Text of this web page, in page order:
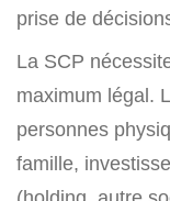
prise de
La SCP
maximum légal.
personnes
famille,